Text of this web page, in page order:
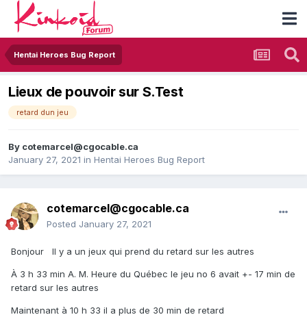
Hentai Heroes Bug Report
Lieux de pouvoir sur S.Test
retard dun jeu
By cotemarcel@cgocable.ca
January 27, 2021 in Hentai Heroes Bug Report
cotemarcel@cgocable.ca
Posted January 27, 2021
Bonjour Il y a un jeux qui prend du retard sur les autres
À 3 h 33 min A. M. Heure du Québec le jeu no 6 avait +- 17 min de
retard sur les autres
Maintenant à 10 h 33 il a plus de 30 min de retard